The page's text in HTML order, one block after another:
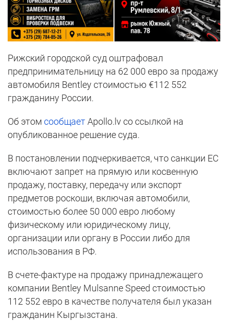
Рижский городской суд оштрафовал
предпринимательницу на 62 000 евро за продажу
автомобиля Bentley стоимостью €112 552
гражданину России.
Об этом сообщаетApollo.lv со ссылкой на
опубликованное решение суда.
В постановлении подчеркивается, что санкции ЕС
включают запрет на прямую или косвенную
продажу, поставку, передачу или экспорт
предметов роскоши, включая автомобили,
стоимостью более 50 000 евро любому
физическому или юридическому лицу,
организации или органу в России либо для
использования в РФ.
В счете-фактуре на продажу принадлежащего
компании Bentley Mulsanne Speed стоимостью
112 552 евро в качестве получателя был указан
гражданин Кыргызстана.